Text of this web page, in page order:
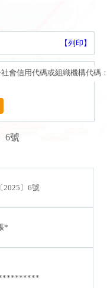
【列印】
會信用代碼或組織機構代碼
6號
2025〕6號
*